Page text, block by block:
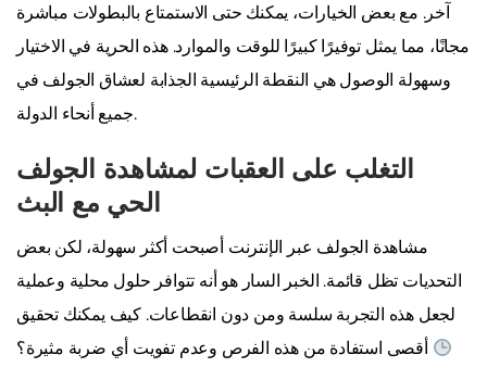
آخر. مع بعض الخيارات، يمكنك حتى الاستمتاع بالبطولات مباشرة
مجانًا، مما يمثل توفيرًا كبيرًا للوقت والموارد. هذه الحرية في الاختيار
وسهولة الوصول هي النقطة الرئيسية الجذابة لعشاق الجولف في
جميع أنحاء الدولة.
التغلب على العقبات لمشاهدة الجولف
الحي مع البث
مشاهدة الجولف عبر الإنترنت أصبحت أكثر سهولة، لكن بعض
التحديات تظل قائمة. الخبر السار هو أنه تتوافر حلول محلية وعملية
لجعل هذه التجربة سلسة ومن دون انقطاعات. كيف يمكنك تحقيق